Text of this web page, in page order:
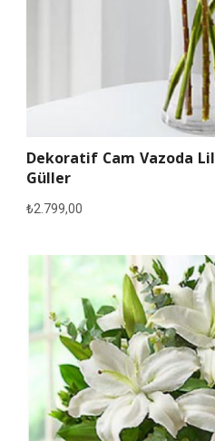
Dekoratif Cam Vazoda
Güller
₺2.799,00